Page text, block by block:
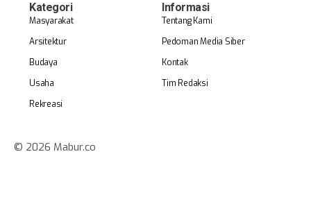
Kategori
Masyarakat
Arsitektur
Budaya
Usaha
Rekreasi
Informasi
Tentang Kami
Pedoman Media Siber
Kontak
Tim Redaksi
© 2026 Mabur.co